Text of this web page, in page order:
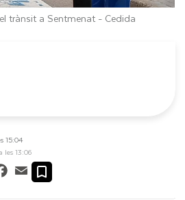
trànsit a Sentmenat - Cedida
15:04
13:06
Facebook
Email